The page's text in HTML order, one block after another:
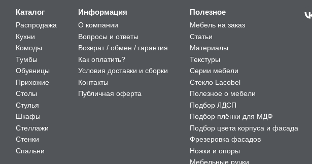
Каталог
Распродажа
Кухни
Комоды
Тумбы
Обувницы
Прихожие
Столы
Стулья
Шкафы
Стеллажи
Стенки
Спальни
Информация
О компании
Вопросы и ответы
Возврат / обмен / гарантия
Как оплатить?
Условия доставки и сборки
Контакты
Публичная оферта
Полезное
Мебель на заказ
Статьи
Материалы
Текстуры
Серии мебели
Стекло Lacobel
Полезное о мебели
Подбор ЛДСП
Подбор плёнки для МДФ
Подбор цвета корпуса и фасада
Фрезеровка фасадов
Ножки и опоры
Мебельные ручки